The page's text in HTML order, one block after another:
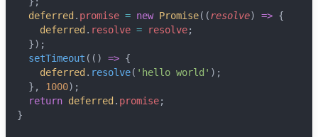
🐟 aqua
deferred . promise = new Promise((resolve) => {
deferred . resolve = resolve;
  });
setTimeout (() => {
deferred . resolve( 'hello world' );
  },
1000);
return deferred . promise;
}